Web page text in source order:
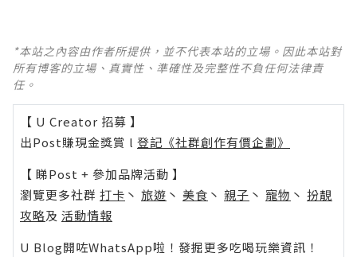
*本站之內容由作者所提供，並不代表本站的立場。因此本站對
所有博客的立場、真實性、準確性及完整性不負任何法律責
任。
【 U Creator 招募 】
出Post賺現金獎賞 l 登記《社群創作有價企劃》
【 睇Post + 參加品牌活動 】
瀏覽更多社群 打卡 丶 旅遊 丶 美食 丶 親子 丶 寵物 丶 扮靚
攻略及 活動情報
U Blog開咗WhatsApp啦！發掘更多吃喝玩樂資訊！